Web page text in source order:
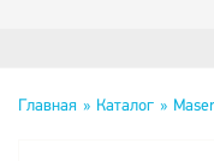
Главная Каталог